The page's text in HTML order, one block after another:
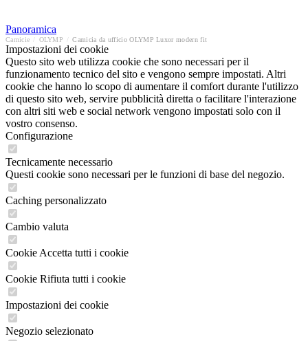
Panoramica
Camicie OLYMP Camicia da ufficio OLYMP Luxor modern fit
Impostazioni dei cookie
Questo sito web utilizza cookie che sono necessari per il
funzionamento tecnico del sito e vengono sempre impostati. Altri
cookie che hanno lo scopo di aumentare il comfort durante l'utilizzo
di questo sito web, servire pubblicità diretta o facilitare l'interazione
con altri siti web e social network vengono impostati solo con il
vostro consenso.
Configurazione
Tecnicamente necessario
Questi cookie sono necessari per le funzioni di base del negozio.
Caching personalizzato
Cambio valuta
Cookie Accetta tutti i cookie
Cookie Rifiuta tutti i cookie
Impostazioni dei cookie
Negozio selezionato